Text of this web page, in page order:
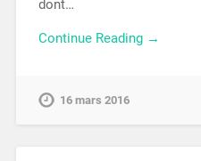
dont…
Continue Reading →
16 mars 2016